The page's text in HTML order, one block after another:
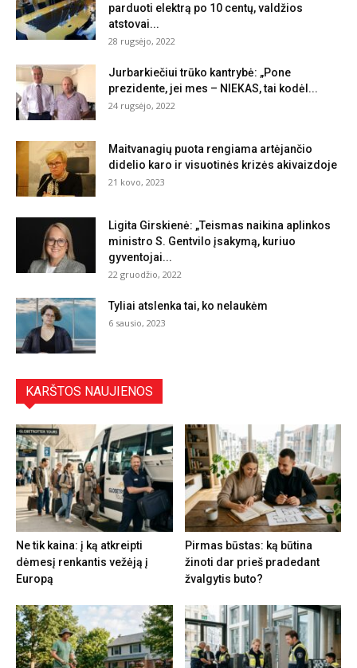
parduoti elektrą po 10 centų, valdžios
atstovai...
28 rugsėjo, 2022
Jurbarkiečiui trūko kantrybė: „Pone
prezidente, jei mes – NIEKAS, tai kodėl...
24 rugsėjo, 2022
Maitvanagių puota rengiama artėjančio
didelio karo ir visuotinės krizės akivaizdoje
21 kovo, 2023
Ligita Girskienė: „Teismas naikina aplinkos
ministro S. Gentvilo įsakymą, kuriuo
gyventojai...
22 gruodžio, 2022
Tyliai atslenka tai, ko nelaukėm
6 sausio, 2023
KARŠTOS NAUJIENOS
Ne tik kaina: į ką atkreipti
dėmesį renkantis vežėją į
Europą
Pirmas būstas: ką būtina
žinoti dar prieš pradedant
žvalgytis buto?